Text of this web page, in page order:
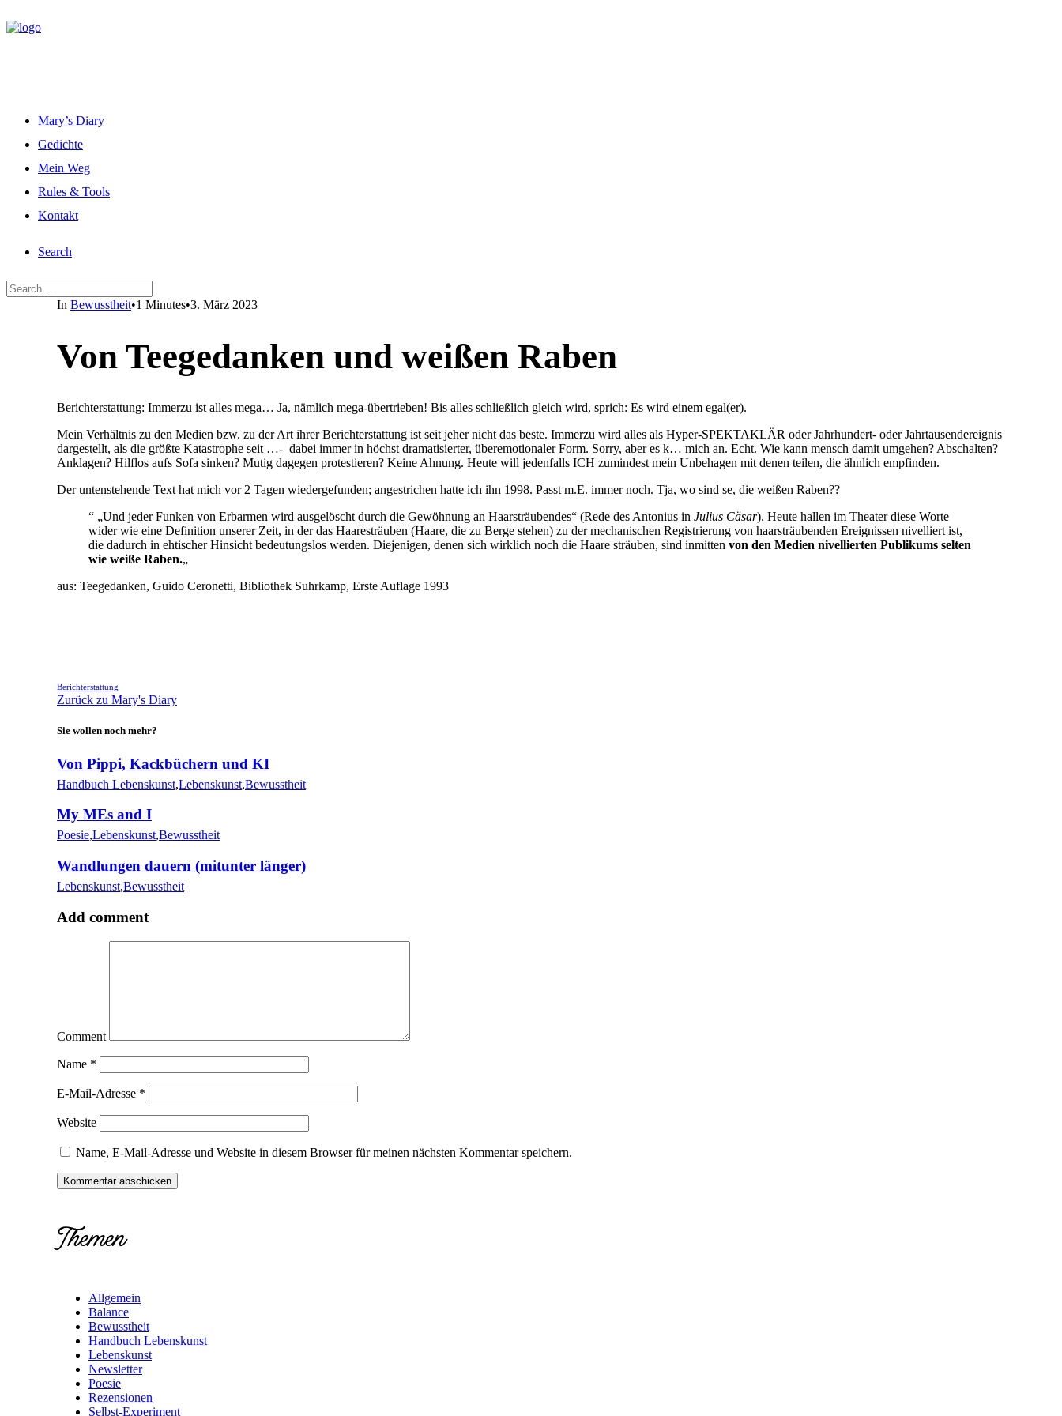
Mary’s Diary
Gedichte
Mein Weg
Rules & Tools
Kontakt
Search
In Bewusstheit•1 Minutes•3. März 2023
Von Teegedanken und weißen Raben
Berichterstattung: Immerzu ist alles mega… Ja, nämlich mega-übertrieben! Bis alles schließlich gleich wird, sprich: Es wird einem egal(er).
Mein Verhältnis zu den Medien bzw. zu der Art ihrer Berichterstattung ist seit jeher nicht das beste. Immerzu wird alles als Hyper-SPEKTAKLÄR oder Jahrhundert- oder Jahrtausendereignis
dargestellt, als die größte Katastrophe seit …- dabei immer in höchst dramatisierter, überemotionaler Form. Sorry, aber es k… mich an. Echt. Wie kann mensch damit umgehen? Abschalten?
Anklagen? Hilflos aufs Sofa sinken? Mutig dagegen protestieren? Keine Ahnung. Heute will jedenfalls ICH zumindest mein Unbehagen mit denen teilen, die ähnlich empfinden.
Der untenstehende Text hat mich vor 2 Tagen wiedergefunden; angestrichen hatte ich ihn 1998. Passt m.E. immer noch. Tja, wo sind se, die weißen Raben??
“ „Und jeder Funken von Erbarmen wird ausgelöscht durch die Gewöhnung an Haarsträubendes“ (Rede des Antonius in Julius Cäsar). Heute hallen im Theater diese Worte
wider wie eine Definition unserer Zeit, in der das Haaresträuben (Haare, die zu Berge stehen) zu der mechanischen Registrierung von haarsträubenden Ereignissen nivelliert ist,
die dadurch in ehtischer Hinsicht bedeutungslos werden. Diejenigen, denen sich wirklich noch die Haare sträuben, sind inmitten von den Medien nivellierten Publikums selten
wie weiße Raben.„
aus: Teegedanken, Guido Ceronetti, Bibliothek Suhrkamp, Erste Auflage 1993
Berichterstattung
Zurück zu Mary's Diary
Sie wollen noch mehr?
Von Pippi, Kackbüchern und KI
Handbuch Lebenskunst,Lebenskunst,Bewusstheit
My MEs and I
Poesie,Lebenskunst,Bewusstheit
Wandlungen dauern (mitunter länger)
Lebenskunst,Bewusstheit
Add comment
Comment
Name *
E-Mail-Adresse *
Website
Name, E-Mail-Adresse und Website in diesem Browser für meinen nächsten Kommentar speichern.
Themen
Allgemein
Balance
Bewusstheit
Handbuch Lebenskunst
Lebenskunst
Newsletter
Poesie
Rezensionen
Selbst-Experiment